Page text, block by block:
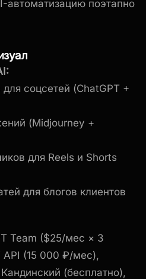
автоматизацию поэтапно
соцсетей (ChatGPT +
(Midjourney +
для Reels и Shorts
для блогов клиентов
Team ($25/мес × 3
API (15 000 ₽/мес),
(бесплатно),